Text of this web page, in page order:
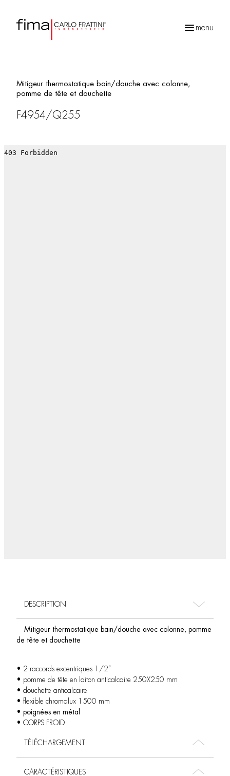
menu
Mitigeur thermostatique bain/douche avec colonne,
pomme de tête et douchette
F4954/Q255
DESCRIPTION
Mitigeur thermostatique bain/douche avec colonne, pomme
de tête et douchette
• 2 raccords excentriques 1/2”
• pomme de tête en laiton anticalcaire 250X250 mm
• douchette anticalcaire
• flexible chromalux 1500 mm
• poignées en métal
• CORPS FROID
TÉLÉCHARGEMENT
CARACTÉRISTIQUES